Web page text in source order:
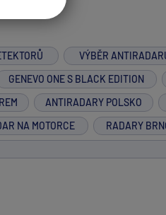
VÝBĚR
GENEVO ONE S BLACK EDITION
ANTIRADARY POLSKO
NA MOTORCE RADARY